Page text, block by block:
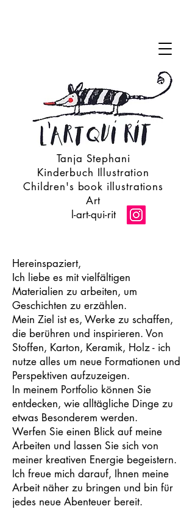
Tanja Stephani
Kinderbuch Illustration
Children's book illustrations
Art
l-art-qui-rit
Hereinspaziert,
Ich liebe es mit vielfältigen
Materialien zu arbeiten, um
Geschichten zu erzählen.
Mein Ziel ist es, Werke zu schaffen,
die berühren und inspirieren. Von
Stoffen, Karton, Keramik, Holz - ich
nutze alles um neue Formationen und
Perspektiven aufzuzeigen.
In meinem Portfolio können Sie
entdecken, wie alltägliche Dinge zu
etwas Besonderem werden.
Werfen Sie einen Blick auf meine
Arbeiten und lassen Sie sich von
meiner kreativen Energie begeistern.
Ich freue mich darauf, Ihnen meine
Arbeit näher zu bringen und bin für
jedes neue Abenteuer bereit.